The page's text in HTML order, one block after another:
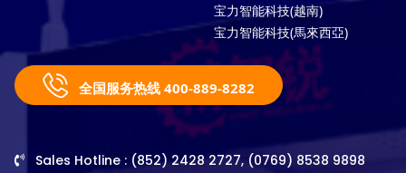
宝力智能科技(越南)
宝力智能科技(馬來西亞)
全国服务热线 400-889-8282
Sales Hotline : (852) 2428 2727, (0769) 8538 9898